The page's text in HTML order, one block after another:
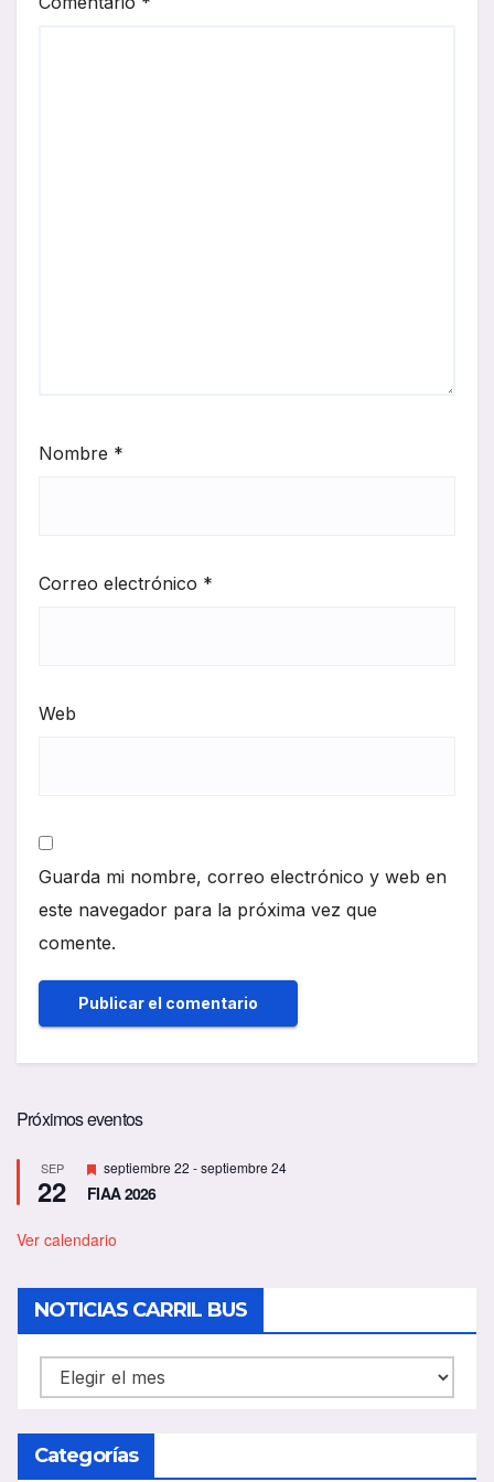
Nombre *
Correo electrónico *
Web
Guarda mi nombre, correo electrónico y web en
este navegador para la próxima vez que
comente.
Próximos eventos
SEP
22
D
e
s
a
d
o
septiembre 22 -septiembre 24
FIAA 2026
Ver calendario
NOTICIAS CARRIL BUS
NOTICIAS
CARRIL
BUS
Categorías